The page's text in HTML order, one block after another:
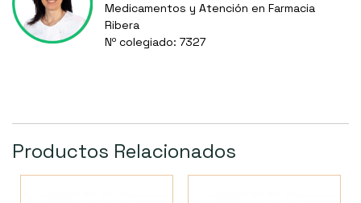
Medicamentos y Atención en Farmacia
Ribera
Nº colegiado: 7327
Productos Relacionados